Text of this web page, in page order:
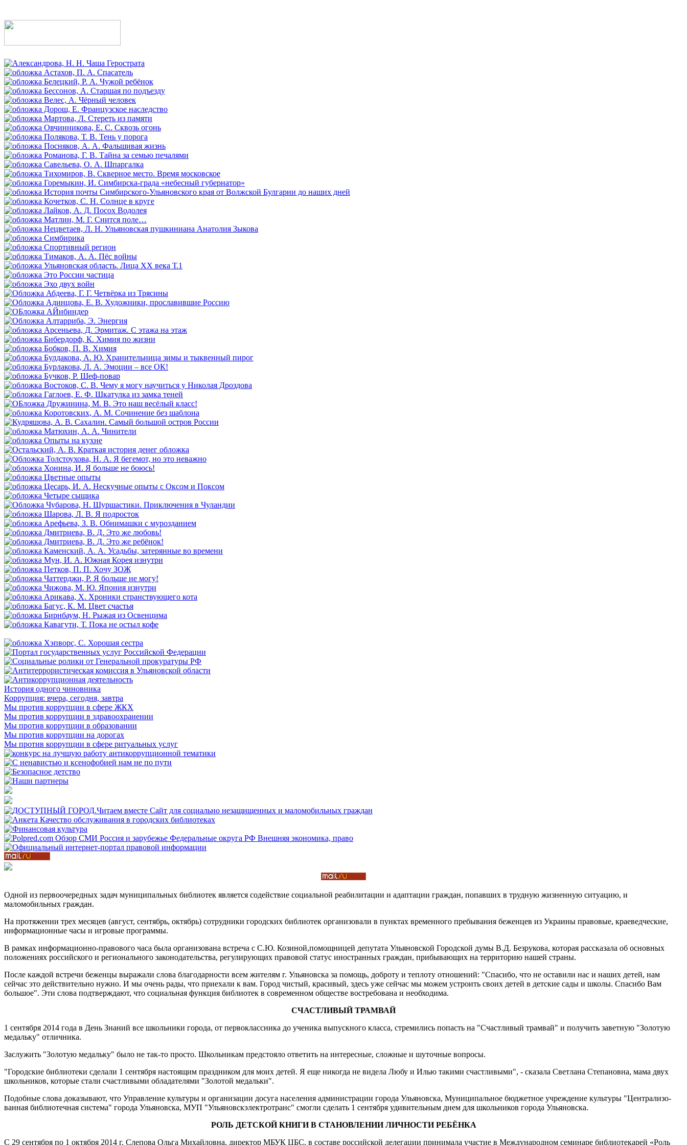
История одного чиновника
Коррупция: вчера, сегодня, завтра
Мы против коррупции в сфере ЖКХ
Мы против коррупции в здравоохранении
Мы против коррупции в образовании
Мы против коррупции на дорогах
Мы против коррупции в сфере ритуальных услуг
Одной из первоочередных задач муниципальных библиотек является содействие социальной реабилита­ции и адаптации граждан, попавших в трудную жизненную ситуацию, и
маломобильных граждан.
На протяжении трех месяцев (август, сентябрь, октябрь) со­трудники городских библиотек организовали в пунктах времен­ного пребывания беженцев из Украины правовые, краеведческие,
информационные часы и игровые программы.
В рамках информационно-правового часа была организована встреча с С.Ю. Козиной,помощницей депутата Ульяновской Город­ской думы В.Д. Безрукова, которая рассказала об основных
поло­жениях российского и регионального законодательства, регули­рующих правовой статус иностранных граждан, прибывающих на территорию нашей страны.
После каждой встречи беженцы выражали слова благодарно­сти всем жителям г. Ульяновска за помощь, доброту и теплоту от­ношений: "Спасибо, что не оставили нас и наших детей, нам
сейчас это действительно нужно. И мы очень рады, что приехали к вам. Город чистый, красивый, здесь уже сейчас мы можем устроить своих детей в детские сады и школы. Спасибо Вам
большое". Эти слова подтверждают, что социальная функция библиотек в совре­менном обществе востребована и необходима.
СЧАСТЛИВЫЙ ТРАМВАЙ
1 сентября 2014 года в День Знаний все школьники города, от первоклассника до ученика выпускного класса, стремились попасть на "Счастливый трамвай" и получить заветную "Золотую
медальку" отличника.
Заслужить "Золотую медальку" было не так-то просто. Школь­никам предстояло ответить на интересные, сложные и шуточные вопросы.
"Городские библиотеки сделали 1 сентября настоящим празд­ником для моих детей. Я еще никогда не видела Любу и Илью та­кими счастливыми", - сказала Светлана Степановна, мама двух
школьников, которые стали счастливыми обладателями "Золотой медальки".
Подобные слова доказывают, что Управление культуры и ор­ганизации досуга населения администрации города Ульяновска, Муниципальное бюджетное учреждение культуры "Централизо­
ванная библиотечная система" города Ульяновска, МУП "Ульянов­скэлектротранс" смогли сделать 1 сентября удивительным днем для школьников города Ульяновска.
РОЛЬ ДЕТСКОЙ КНИГИ В СТАНОВЛЕНИИ ЛИЧНОСТИ РЕБЁНКА
С 29 сентября по 1 октября 2014 г. Слепова Ольга Михайлов­на, директор МБУК ЦБС, в составе российской делегации прини­мала участие в Международном семинаре библиотекарей «Роль